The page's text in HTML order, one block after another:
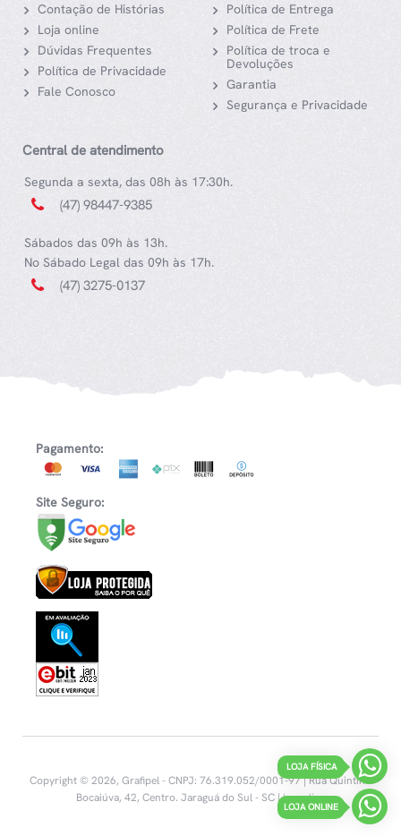
Contação de Histórias
Loja online
Dúvidas Frequentes
Política de Privacidade
Fale Conosco
Política de Entrega
Política de Frete
Política de troca e
Devoluções
Garantia
Segurança e Privacidade
Central de atendimento
Segunda a sexta, das 08h às 17:30h.
(47) 98447-9385
Sábados das 09h às 13h.
No Sábado Legal das 09h às 17h.
(47) 3275-0137
Pagamento:
Site Seguro:
Copyright © 2026, Grafipel - CNPJ: 76.319.052/0001-97 | Rua Quintino
Bocaiúva, 42, Centro. Jaraguá do Sul - SC |Inovalize
LOJA FÍSICA
LOJA ONLINE